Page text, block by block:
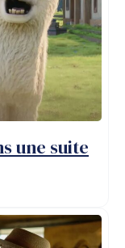
une suite